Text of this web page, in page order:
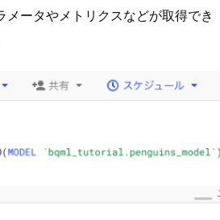
メータやメトリクスなどが取得でき